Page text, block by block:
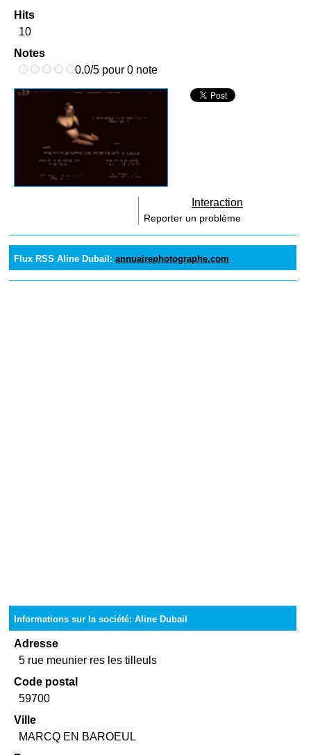
Hits
10
Notes
0.0/5 pour 0 note
Interaction
Reporter un problème
Flux RSS Aline Dubail:annuairephotographe.com
Informations sur la société: Aline Dubail
Adresse
5 rue meunier res les tilleuls
Code postal
59700
Ville
MARCQ EN BAROEUL